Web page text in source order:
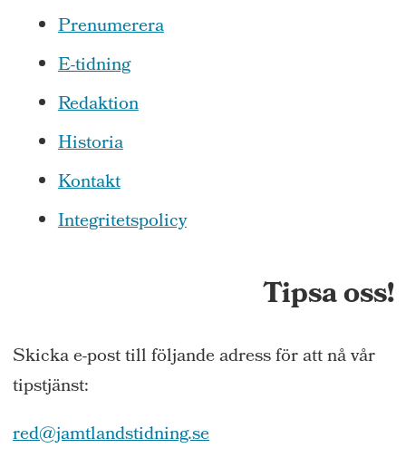
Prenumerera
E-tidning
Redaktion
Historia
Kontakt
Integritetspolicy
Tipsa oss!
Skicka e-post till följande adress för att nå vår
tipstjänst:
red@jamtlandstidning.se